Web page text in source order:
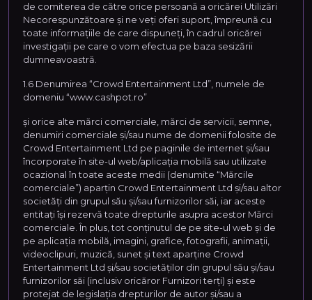
de comiterea de către orice persoană a oricărei Utilizări
Necorespunzătoare și ne veți oferi suport, împreună cu
toate informațiile de care dispuneți, în cadrul oricărei
investigații pe care o vom efectua pe baza sesizării
dumneavoastră.
1.6 Denumirea “Crowd Entertainment Ltd”, numele de
domeniu “www.cashpot.ro”
și orice alte mărci comerciale, mărci de servicii, semne,
denumiri comerciale și/sau nume de domenii folosite de
Crowd Entertainment Ltd pe paginile de internet și/sau
încorporate în site-ul web/aplicația mobilă sau utilizate
ocazional în toate aceste medii (denumite “Mărcile
comerciale”) aparțin Crowd Entertainment Ltd și/sau altor
societăți din grupul său și/sau furnizorilor săi, iar aceste
entitați își rezervă toate drepturile asupra acestor Mărci
comerciale. În plus, tot conținutul de pe site-ul web și de
pe aplicația mobilă, imagini, grafice, fotografii, animații,
videoclipuri, muzică, sunet și text aparține Crowd
Entertainment Ltd și/sau societăților din grupul său și/sau
furnizorilor săi (inclusiv oricăror Furnizori terți) și este
protejat de legislația drepturilor de autor și/sau a